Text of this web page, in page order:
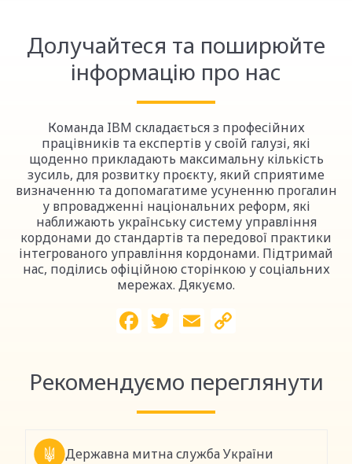
Долучайтеся та поширюйте
інформацію про нас
Команда IBM складається з професійних
працівників та експертів у своїй галузі, які
щоденно прикладають максимальну кількість
зусиль, для розвитку проєкту, який сприятиме
визначенню та допомагатиме усуненню прогалин
у впровадженні національних реформ, які
наближають українську систему управління
кордонами до стандартів та передової практики
інтегрованого управління кордонами. Підтримай
нас, поділись офіційною сторінкою у соціальних
мережах. Дякуємо.
Facebook
Twitter
Email
Рекомендуємо переглянути
Державна митна служба України